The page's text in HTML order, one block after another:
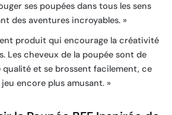
ses poupées dans tous les sens
des aventures incroyables. »
produit qui encourage la créativité
Les cheveux de la poupée sont de
et se brossent facilement, ce
encore plus amusant. »